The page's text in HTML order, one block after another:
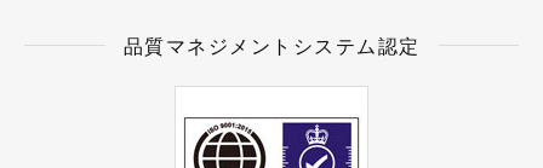
品質マネジメントシステム認定